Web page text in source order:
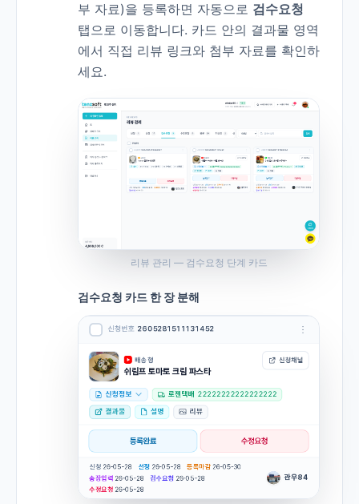
부 자료)을 등록하면 자동으로 검수요청
탭으로 이동합니다. 카드 안의 결과물 영역
에서 직접 리뷰 링크와 첨부 자료를 확인하
세요.
리뷰 관리 — 검수요청 단계 카드
검수요청 카드 한 장 분해